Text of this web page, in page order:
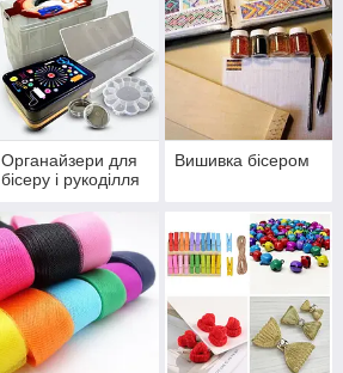
Органайзери для
бісеру і рукоділля
Вишивка бісером